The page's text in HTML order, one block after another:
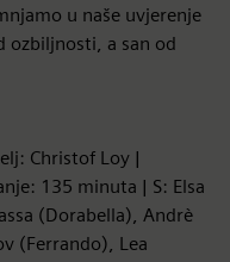
u naše uvjerenje
ozbiljnosti, a san od
Christof Loy |
135 minuta | S: Elsa
(Dorabella), Andrè
(Ferrando), Lea